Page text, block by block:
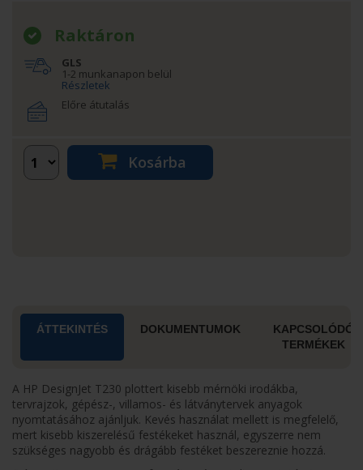
Raktáron
GLS
1-2 munkanapon belül
Részletek
Előre átutalás
Kosárba
ÁTTEKINTÉS DOKUMENTUMOK
KAPCSOLÓDÓ
TERMÉKEK
A HP DesignJet T230 plottert kisebb mérnöki irodákba,
tervrajzok, gépész-, villamos- és látványtervek anyagok
nyomtatásához ajánljuk. Kevés használat mellett is megfelelő,
mert kisebb kiszerelésű festékeket használ, egyszerre nem
szükséges nagyobb és drágább festéket beszereznie hozzá.